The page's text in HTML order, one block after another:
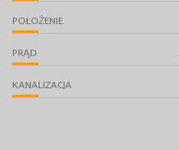
POŁOŻENIE
PRĄD
KANALIZACJA